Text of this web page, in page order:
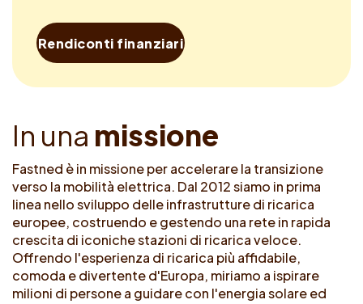
Rendiconti finanziari
In una missione
Fastned è in missione per accelerare la transizione
verso la mobilità elettrica. Dal 2012 siamo in prima
linea nello sviluppo delle infrastrutture di ricarica
europee, costruendo e gestendo una rete in rapida
crescita di iconiche stazioni di ricarica veloce.
Offrendo l'esperienza di ricarica più affidabile,
comoda e divertente d'Europa, miriamo a ispirare
milioni di persone a guidare con l'energia solare ed